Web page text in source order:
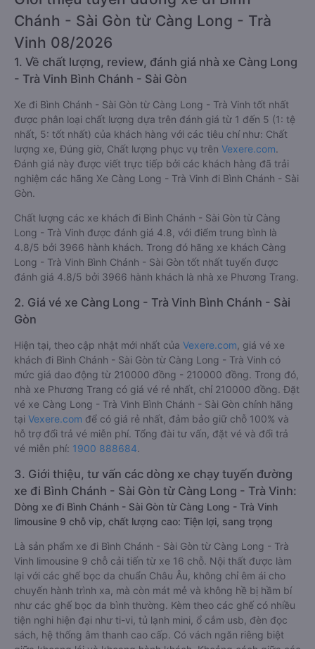
Chánh - Sài Gòn từ Càng Long - Trà
Vinh 08/2026
1. Về chất lượng, review, đánh giá nhà xe Càng Long
- Trà Vinh Bình Chánh - Sài Gòn
Xe đi Bình Chánh - Sài Gòn từ Càng Long - Trà Vinh tốt nhất
được phân loại chất lượng dựa trên đánh giá từ 1 đến 5 (1: tệ
nhất, 5: tốt nhất) của khách hàng với các tiêu chí như: Chất
lượng xe, Đúng giờ, Chất lượng phục vụ trên Vexere.com.
Đánh giá này được viết trực tiếp bởi các khách hàng đã trải
nghiệm các hãng Xe Càng Long - Trà Vinh đi Bình Chánh - Sài
Gòn.
Chất lượng các xe khách đi Bình Chánh - Sài Gòn từ Càng
Long - Trà Vinh được đánh giá 4.8, với điểm trung bình là
4.8/5 bởi 3966 hành khách. Trong đó hãng xe khách Càng
Long - Trà Vinh Bình Chánh - Sài Gòn tốt nhất tuyến được
đánh giá 4.8/5 bởi 3966 hành khách là nhà xe Phương Trang.
2. Giá vé xe Càng Long - Trà Vinh Bình Chánh - Sài
Gòn
Hiện tại, theo cập nhật mới nhất của Vexere.com , giá vé xe
khách đi Bình Chánh - Sài Gòn từ Càng Long - Trà Vinh có
mức giá dao động từ 210000 đồng - 210000 đồng. Trong đó,
nhà xe Phương Trang có giá vé rẻ nhất, chỉ 210000 đồng. Đặt
vé xe Càng Long - Trà Vinh Bình Chánh - Sài Gòn chính hãng
tại Vexere.com để có giá rẻ nhất, đảm bảo giữ chỗ 100% và
hỗ trợ đổi trả vé miễn phí. Tổng đài tư vấn, đặt vé và đổi trả
vé miễn phí: 1900 888684.
3. Giới thiệu, tư vấn các dòng xe chạy tuyến đường
xe đi Bình Chánh - Sài Gòn từ Càng Long - Trà Vinh:
Dòng xe đi Bình Chánh - Sài Gòn từ Càng Long - Trà Vinh
limousine 9 chỗ vip, chất lượng cao: Tiện lợi, sang trọng
Là sản phẩm xe đi Bình Chánh - Sài Gòn từ Càng Long - Trà
Vinh limousine 9 chỗ cải tiến từ xe 16 chỗ. Nội thất được làm
lại với các ghế bọc da chuẩn Châu Âu, không chỉ êm ái cho
chuyến hành trình xa, mà còn mát mẻ và không hề bị hầm bí
như các ghế bọc da bình thường. Kèm theo các ghế có nhiều
tiện nghi hiện đại như ti-vi, tủ lạnh mini, ổ cắm usb, đèn đọc
sách, hệ thống âm thanh cao cấp. Có vách ngăn riêng biệt